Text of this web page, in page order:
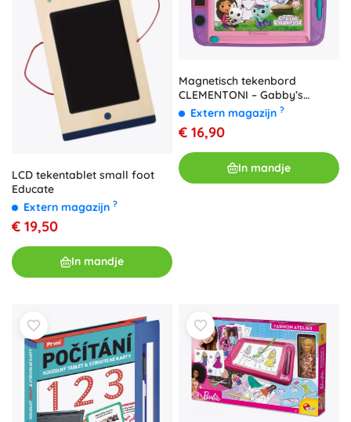
LCD tekentablet small foot
Educate
Extern magazijn ?
€ 19,50
In mandje
Magnetisch tekenbord
CLEMENTONI – Gabby’s
Magische Huis
Extern magazijn ?
€ 16,90
In mandje